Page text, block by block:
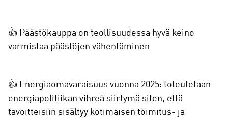
👍 Päästökauppa on teollisuudessa hyvä keino
varmistaa päästöjen vähentäminen
👍 Energiaomavaraisuus vuonna 2025: toteutetaan
energiapolitiikan vihreä siirtymä siten, että
tavoitteisiin sisältyy kotimaisen toimitus- ja